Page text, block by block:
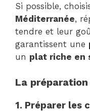
Si possible,
Méditerranée,
tendre et leur
garantissent une
un plat riche en
La
1. Préparer les